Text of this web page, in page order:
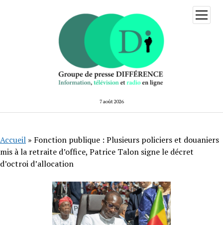
7 août 2026
ouvrir
menu
Accueil » Fonction publique : Plusieurs policiers et douaniers
mis à la retraite d’office, Patrice Talon signe le décret
d’octroi d’allocation